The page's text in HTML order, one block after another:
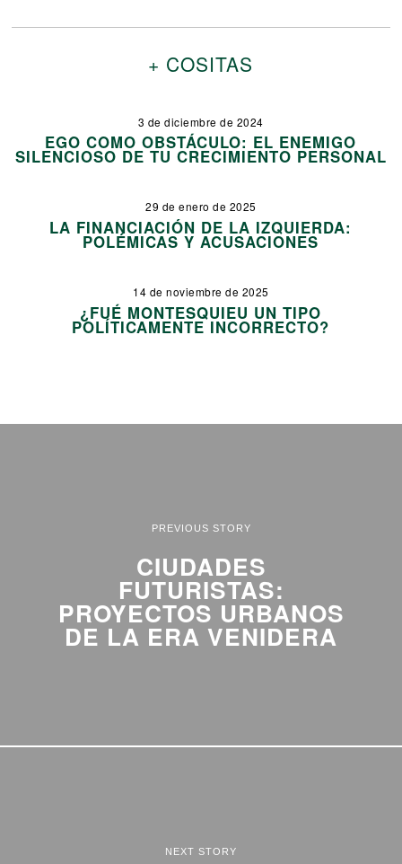
+ COSITAS
3 de diciembre de 2024
EGO COMO OBSTÁCULO: EL ENEMIGO
SILENCIOSO DE TU CRECIMIENTO PERSONAL
29 de enero de 2025
LA FINANCIACIÓN DE LA IZQUIERDA:
POLÉMICAS Y ACUSACIONES
14 de noviembre de 2025
¿FUÉ MONTESQUIEU UN TIPO
POLÍTICAMENTE INCORRECTO?
PREVIOUS STORY
CIUDADES
FUTURISTAS:
PROYECTOS URBANOS
DE LA ERA VENIDERA
NEXT STORY